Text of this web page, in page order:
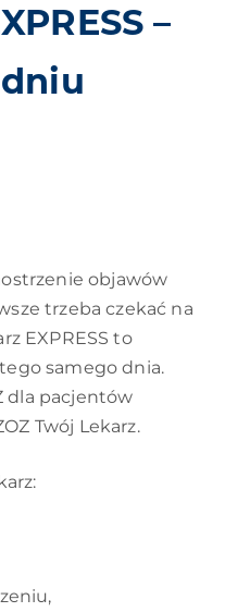
–
objawów
trzeba czekać na
EXPRESS to
samego dnia.
dla pacjentów
Twój Lekarz.